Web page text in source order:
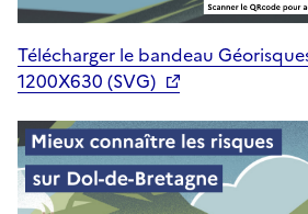
Télécharger le bandeau
1200X630 (SVG)